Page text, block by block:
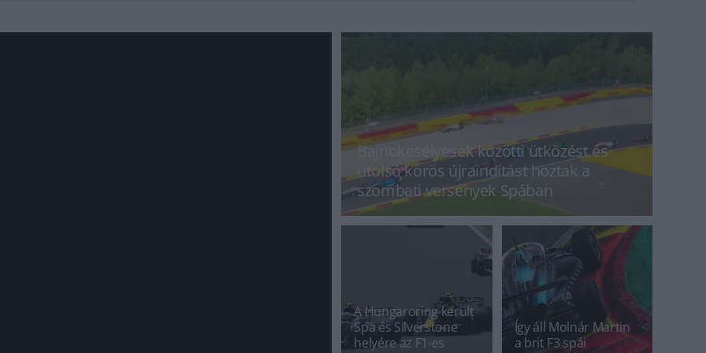
Bajnokesélyesek közötti ütközést és
utolsó körös újraindítást hoztak a
szombati versenyek Spában
A Hungaroring került
Spa és Silverstone
helyére az F1-es
Így áll Molnár Martin
a brit F3 spái